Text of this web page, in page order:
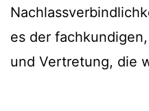
es der
und Vertretung, die